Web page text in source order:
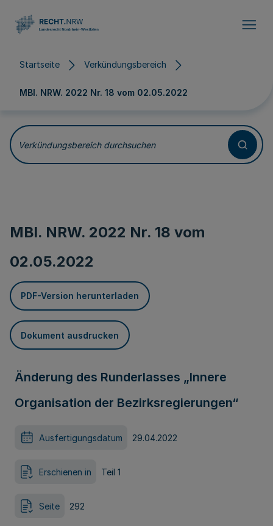
Startseite Verkündungsbereich
MBl. NRW. 2022 Nr. 18 vom 02.05.2022
Verkündungsbereich durchsuchen
MBl. NRW. 2022 Nr. 18 vom
02.05.2022
PDF-Version herunterladen
Dokument ausdrucken
Änderung des Runderlasses „Innere
Organisation der Bezirksregierungen“
Ausfertigungsdatum 29.04.2022
Erschienen in Teil 1
Seite 292